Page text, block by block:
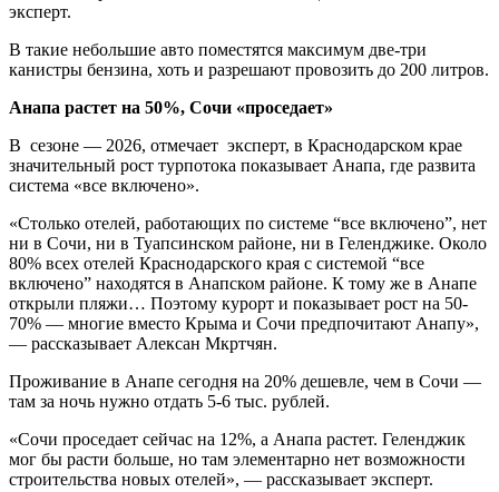
эксперт.
В такие небольшие авто поместятся максимум две-три
канистры бензина, хоть и разрешают провозить до 200 литров.
Анапа растет на 50%, Сочи «проседает»
В сезоне — 2026, отмечает эксперт, в Краснодарском крае
значительный рост турпотока показывает Анапа, где развита
система «все включено».
«Столько отелей, работающих по системе “все включено”, нет
ни в Сочи, ни в Туапсинском районе, ни в Геленджике. Около
80% всех отелей Краснодарского края с системой “все
включено” находятся в Анапском районе. К тому же в Анапе
открыли пляжи… Поэтому курорт и показывает рост на 50-
70% — многие вместо Крыма и Сочи предпочитают Анапу»,
— рассказывает Алексан Мкртчян.
Проживание в Анапе сегодня на 20% дешевле, чем в Сочи —
там за ночь нужно отдать 5-6 тыс. рублей.
«Сочи проседает сейчас на 12%, а Анапа растет. Геленджик
мог бы расти больше, но там элементарно нет возможности
строительства новых отелей», — рассказывает эксперт.